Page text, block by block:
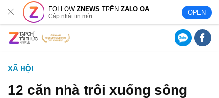
FOLLOWZNEWS TRÊNZALO OA
Cập nhật tin mới OPEN
XÃ HỘI
12 căn nhà trôi xuống sông